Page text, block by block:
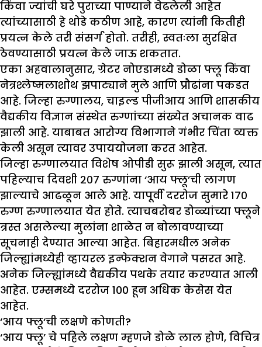
किंवा ज्यांची घरे पुराच्या पाण्याने वेढलेली आहेत
त्यांच्यासाठी हे थोडे कठीण आहे, कारण त्यांनी कितीही
प्रयत्न केले तरी संसर्ग होतो. तरीही, स्वतःला सुरक्षित
ठेवण्यासाठी प्रयत्न केले जाऊ शकतात.
एका अहवालानुसार, ग्रेटर नोएडामध्ये डोळा फ्लू किंवा
नेत्रश्लेष्मलाशोथ झपाट्याने मुले आणि प्रौढांना पकडत
आहे. जिल्हा रुग्णालय, चाइल्ड पीजीआय आणि शासकीय
वैद्यकीय विज्ञान संस्थेत रुग्णांच्या संख्येत अचानक वाढ
झाली आहे. याबाबत आरोग्य विभागाने गंभीर चिंता व्यक्त
केली असून त्यावर उपाययोजना करत आहेत.
जिल्हा रुग्णालयात विशेष ओपीडी सुरू झाली असून, त्यात
पहिल्याच दिवशी २०७ रुग्णांना ‘आय फ्लू’ची लागण
झाल्याचे आढळून आले आहे. यापूर्वी दररोज सुमारे १७०
रुग्ण रुग्णालयात येत होते. त्याचबरोबर डोळ्यांच्या फ्लूने
त्रस्त असलेल्या मुलांना शाळेत न बोलावण्याच्या
सूचनाही देण्यात आल्या आहेत. बिहारमधील अनेक
जिल्ह्यांमध्येही व्हायरल इन्फेक्शन वेगाने पसरत आहे.
अनेक जिल्ह्यांमध्ये वैद्यकीय पथके तयार करण्यात आली
आहेत. एम्समध्ये दररोज 100 हून अधिक केसेस येत
आहेत.
‘आय फ्लू‘ची लक्षणे कोणती?
‘आय फ्लू’ चे पहिले लक्षण म्हणजे डोळे लाल होणे, विचित्र